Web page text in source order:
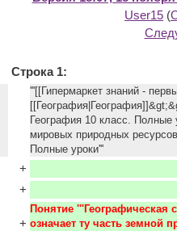
User15 (
Строка 1:
'''[[Гипермаркет знаний -
География 10 класс.
мировых природных
Полные уроки'''
+
+
+
Понятие
означает ту часть земной